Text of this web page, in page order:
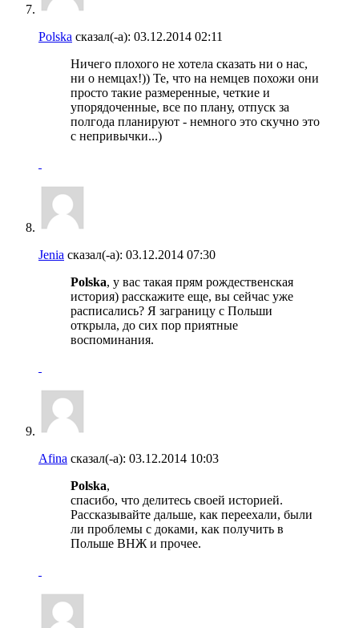
Polska сказал(-а): 03.12.2014 02:11
Ничего плохого не хотела сказать ни о нас,
ни о немцах!)) Те, что на немцев похожи они
просто такие размеренные, четкие и
упорядоченные, все по плану, отпуск за
полгода планируют - немного это скучно это
с непривычки...)
Jenia сказал(-а): 03.12.2014 07:30
Polska, у вас такая прям рождественская
история) расскажите еще, вы сейчас уже
расписались? Я заграницу с Польши
открыла, до сих пор приятные
воспоминания.
Afina сказал(-а): 03.12.2014 10:03
Polska,
спасибо, что делитесь своей историей.
Рассказывайте дальше, как переехали, были
ли проблемы с доками, как получить в
Польше ВНЖ и прочее.